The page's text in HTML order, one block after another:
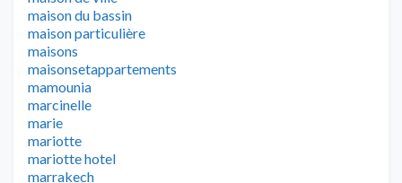
maison du bassin
maison particulière
maisons
maisonsetappartements
mamounia
marcinelle
marie
mariotte
mariotte hotel
marrakech